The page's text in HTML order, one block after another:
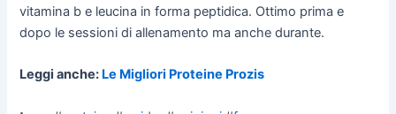
vitamina b e leucina in forma peptidica. Ottimo prima e
dopo le sessioni di allenamento ma anche durante.
Leggi anche: Le Migliori Proteine Prozis